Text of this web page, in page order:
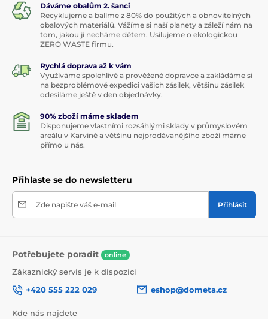
Dáváme obalům 2. šanci
Recyklujeme a balíme z 80% do použitých a obnovitelných
obalových materiálů. Vážíme si naší planety a záleží nám na
tom, jakou ji necháme dětem. Usilujeme o ekologickou
ZERO WASTE firmu.
Rychlá doprava až k vám
Využíváme spolehlivé a prověžené dopravce a zakládáme si
na bezproblémové expedici vašich zásilek, většinu zásilek
odesíláme ještě v den objednávky.
90% zboží máme skladem
Disponujeme vlastními rozsáhlými sklady v průmyslovém
areálu v Karviné a většinu nejprodávanějšího zboží máme
přímo u nás.
Přihlaste se do newsletteru
Zde napište váš e-mail Přihlásit
Potřebujete poradit online
Zákaznický servis je k dispozici
+420 555 222 029
eshop@dometa.cz
Kde nás najdete